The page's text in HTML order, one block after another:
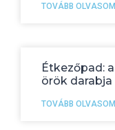
TOVÁBB
Étkezőpad:
örök darabja
TOVÁBB